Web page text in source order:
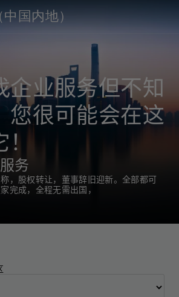
国内地）
企业服务但不知
您很可能会在这
务
，股权转让，董事辞旧迎新。全部都可
完成，全程无需出国，